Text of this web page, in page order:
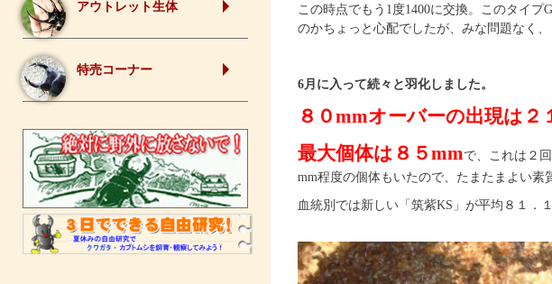
アウトレット生体
特売コーナー
この時点でもう1度1400に交換。このタイ
のかちょっと心配でしたが、みな問題なく
6月に入って続々と羽化しました。
８０mmオーバーの出現は２
最大個体は８５mmで、これは２
mm程度の個体もいたので、たまたまよい素
血統別では新しい「筑紫KS」が平均８１．